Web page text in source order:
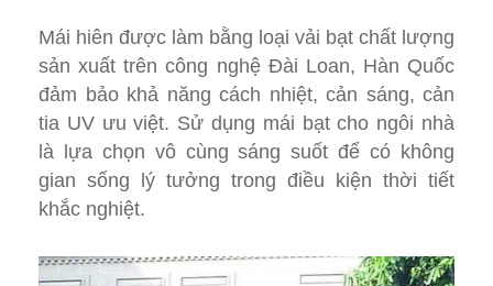
Mái hiên được làm bằng loại vải bạt chất lượng
sản xuất trên công nghệ Đài Loan, Hàn Quốc
đảm bảo khả năng cách nhiệt, cản sáng, cản
tia UV ưu việt. Sử dụng mái bạt cho ngôi nhà
là lựa chọn vô cùng sáng suốt để có không
gian sống lý tưởng trong điều kiện thời tiết
khắc nghiệt.